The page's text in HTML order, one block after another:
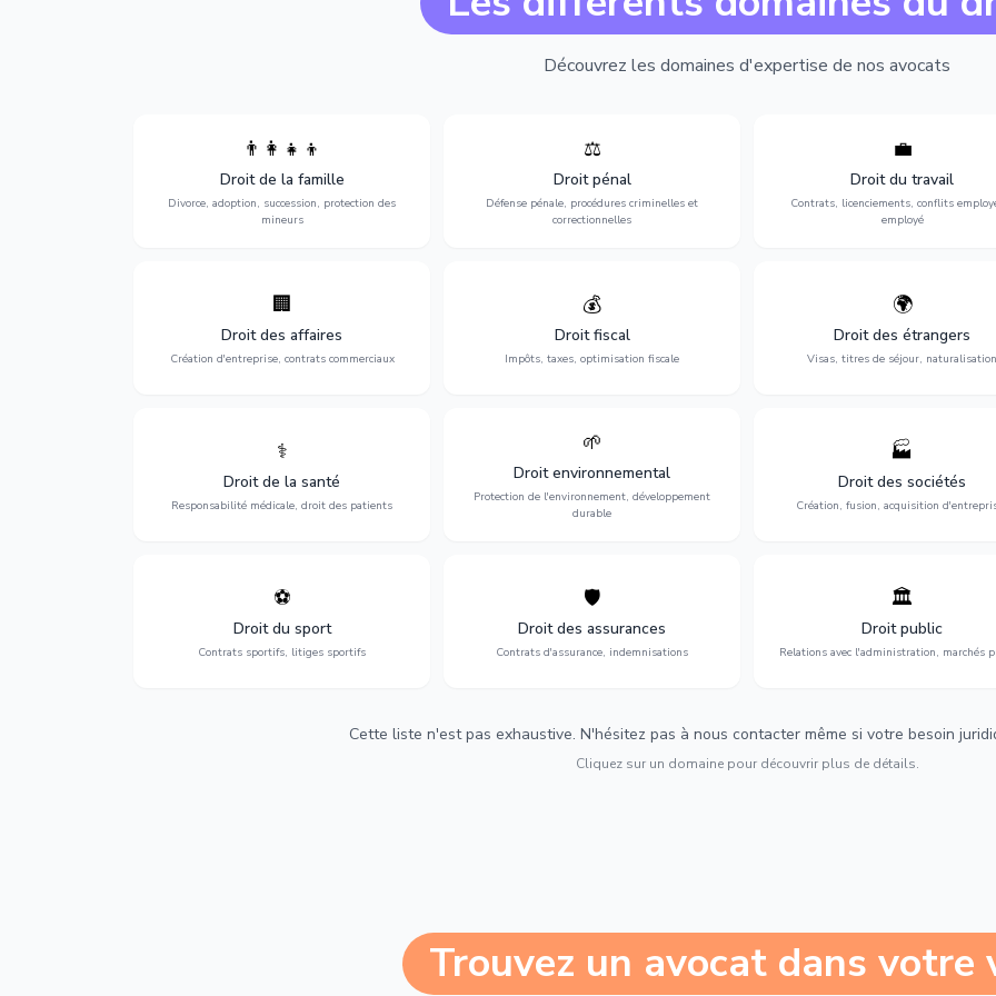
Découvrez les domaines d'expertise de nos avocats
👨‍👩‍👧‍👦
Droit de la famille
Divorce, adoption, succession, protection des
mineurs
succession et protection des personnes
vulnérables.
⚖️
Droit pénal
Défense pénale, procédures criminelles et
correctionnelles
Expertise en matière pénale, de
l'assistance en garde à vue jusqu'au
procès, pour toute affaire correctionnelle
ou criminelle.
💼
Droit du travail
Contrats, licenciements, conflits
employé
Protection de vos droits au
contrats, licenciements,
discrimination et conflits avec
l'employeur.
🏢
Droit des affaires
Création d'entreprise, contrats commerciaux
Accompagnement complet pour votre
entreprise : création, contrats
commerciaux, concurrence et litiges.
💰
Droit fiscal
Impôts, taxes, optimisation fiscale
Optimisation de votre situation fiscale :
déclarations, contentieux, contrôles
fiscaux et planification.
🌍
Droit des étrangers
Visas, titres de séjour, naturalisation
Obtention de vos droits de séjour :
cartes de séjour, regroupement
naturalisation.
⚕️
Droit de la santé
Responsabilité médicale, droit des patients
Défense de vos droits médicaux : erreurs
médicales, responsabilité des praticiens
et indemnisation.
🌱
Droit environnemental
Protection de l'environnement, développement
durable
environnementale, litiges et
développement durable.
🏭
Droit des sociétés
Création, fusion, acquisition
Structuration de votre société :
fusion-acquisition, gouvernance
restructuration.
⚽
Droit du sport
Contrats sportifs, litiges sportifs
Expertise en droit sportif : contrats de
sportifs, transferts, sponsoring et
contentieux.
🛡️
Droit des assurances
Contrats d'assurance, indemnisations
Défense de vos intérêts : contrats
d'assurance, sinistres et indemnisations
optimales.
🏛️
Droit public
Relations avec l'administration, marchés
Gestion de vos relations avec
l'administration : marchés
urbanisme et contentieux.
Cette liste n'est pas exhaustive. N'hésitez pas à nous contacter même si votre besoin
Cliquez sur un domaine pour découvrir plus de détails.
Trouvez un avocat dans votre